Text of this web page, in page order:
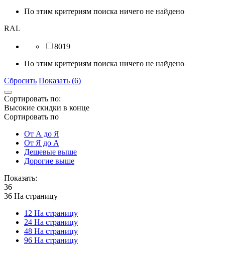
По этим критериям поиска ничего не найдено
RAL
8019
По этим критериям поиска ничего не найдено
Сбросить Показать (6)
Сортировать по:
Высокие скидки в конце
Сортировать по
От А до Я
От Я до А
Дешевые выше
Дорогие выше
Показать:
36
36 На страницу
12 На страницу
24 На страницу
48 На страницу
96 На страницу